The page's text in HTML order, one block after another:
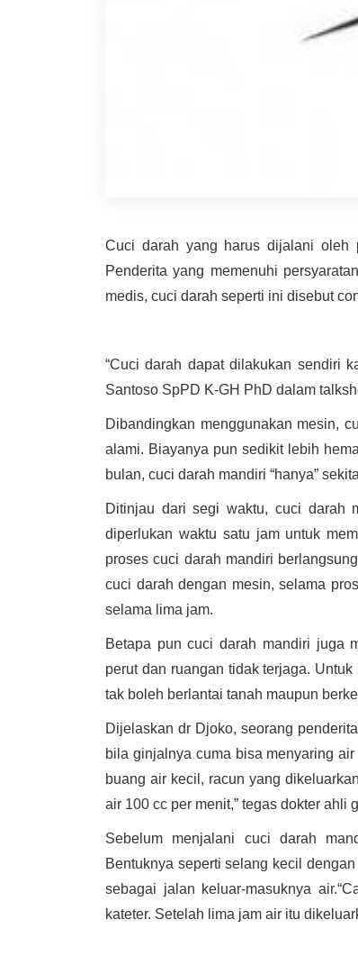
Cuci darah yang harus dijalani oleh
Penderita yang memenuhi
medis, cuci darah seperti ini disebut
“Cuci darah dapat dilakukan sendiri
Santoso SpPD K-GH PhD dalam
Dibandingkan menggunakan mesin,
alami. Biayanya pun sedikit lebih
bulan, cuci darah mandiri “hanya”
Ditinjau dari segi waktu, cuci darah
diperlukan waktu satu jam untuk
proses cuci darah mandiri
cuci darah dengan mesin, selama
selama lima jam.
Betapa pun cuci darah mandiri juga
perut dan ruangan tidak terjaga.
tak boleh berlantai tanah maupun
Dijelaskan dr Djoko, seorang
bila ginjalnya cuma bisa menyaring
buang air kecil, racun yang
air 100 cc per menit,” tegas dokter ahli
Sebelum menjalani cuci darah
Bentuknya seperti selang kecil
sebagai jalan keluar-masuknya air.
kateter. Setelah lima jam air itu